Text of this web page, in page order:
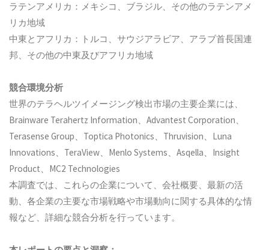
ラテンアメリカ：メキシコ、ブラジル、その他のラテンアメ
リカ地域
中東とアフリカ：トルコ、サウジアラビア、アラブ首長国連
邦、その他の中東及びアフリカ地域
競合環境分析
世界のテラヘルツイメージング検出市場の主要企業には、
Brainware Terahertz Information、Advantest Corporation、
Terasense Group、Toptica Photonics、Thruvision、Luna
Innovations、TeraView、Menlo Systems、Asqella、Insight
Product、MC2 Technologies
本調査では、これらの企業について、会社概要、最新の活
動、各企業の主要な市場戦略や市場動向に関する具体的な情
報など、詳細な競合分析を行っています。